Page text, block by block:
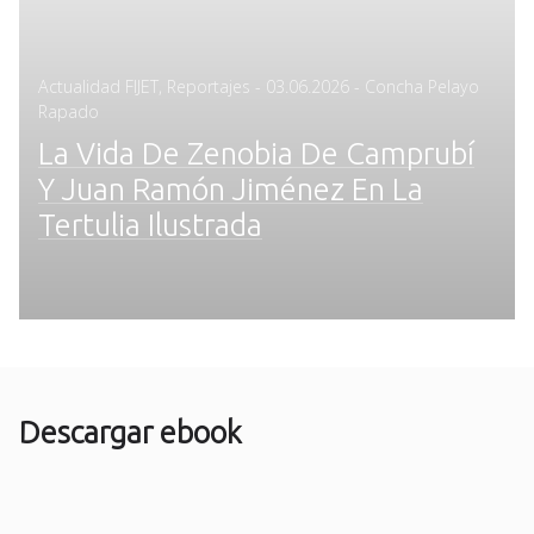
Actualidad FIJET Reportajes - Posted
03.06.2026 - Concha Pelayo
Rapado
La Vida De Zenobia De Camprubí
Y Juan Ramón Jiménez En La
Tertulia Ilustrada
Descargar ebook